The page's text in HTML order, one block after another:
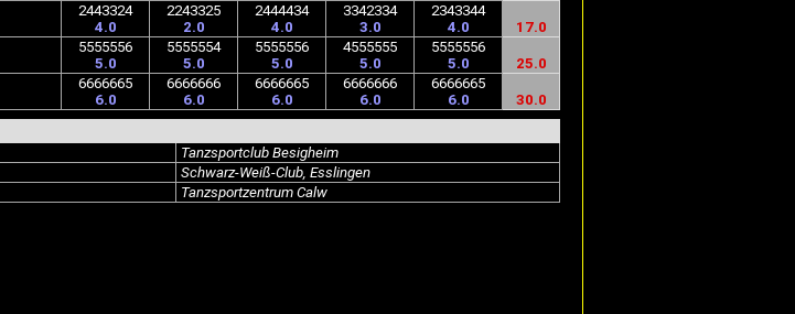
2443324
4.0
2243325
2.0
2444434
4.0
3342334
3.0
2343344
4.0
17.0
5555556
5.0
5555554
5.0
5555556
5.0
4555555
5.0
5555556
5.0
25.0
6666665
6.0
6666666
6.0
6666665
6.0
6666666
6.0
6666665
6.0
30.0
Tanzsportclub Besigheim
Schwarz-Weiß-Club, Esslingen
Tanzsportzentrum Calw